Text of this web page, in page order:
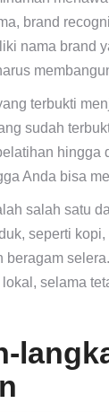
brand
nama brand
terbukti
sudah
Anda bisa
salah satu
seperti
beragam
selama